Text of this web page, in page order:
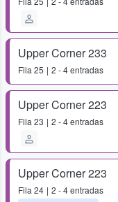
Upper Corner 233
Fila 25 2 - 4 entradas
Upper Corner 223
Fila 23 2 - 4 entradas
Upper Corner 223
Fila 24
2 - 4 entradas